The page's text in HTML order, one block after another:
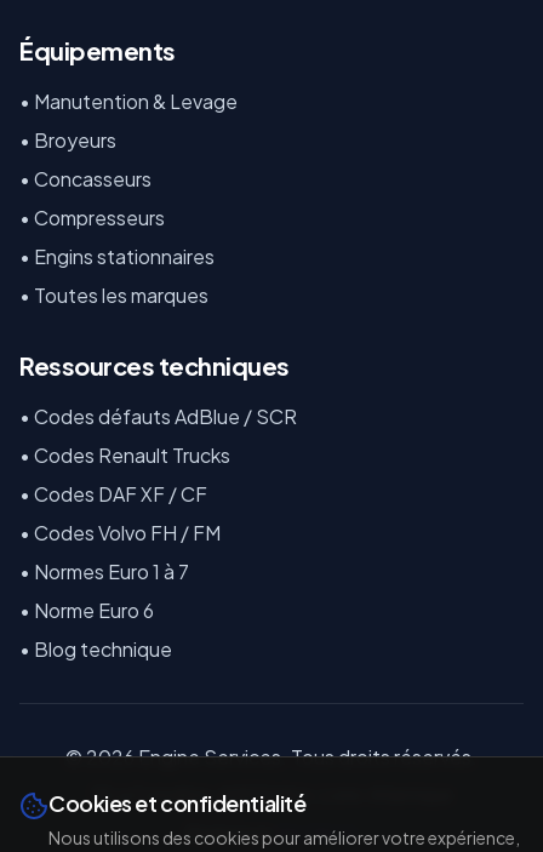
Cookies et confidentialité
Nous utilisons des cookies pour améliorer votre expérience,
Équipements
• Manutention & Levage
• Broyeurs
• Concasseurs
• Compresseurs
• Engins stationnaires
• Toutes les marques
Ressources techniques
• Codes défauts AdBlue / SCR
• Codes Renault Trucks
• Codes DAF XF / CF
• Codes Volvo FH / FM
• Normes Euro 1 à 7
• Norme Euro 6
• Blog technique
©2026Engine Services. Tous droits réservés.
18 La Coindière, 44810 Héric, Loire-Atlantique
Réalisé parTAL'TECH